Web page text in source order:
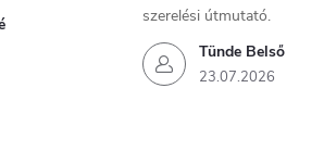
Tünde Belső
23.07.2026
szerelési útmutató.